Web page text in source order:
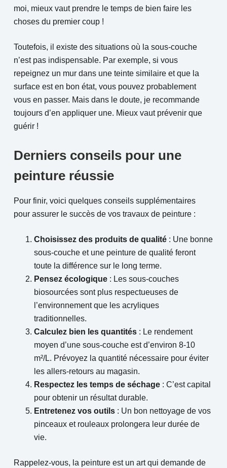
moi, mieux vaut prendre le temps de bien faire les
choses du premier coup !
Toutefois, il existe des situations où la sous-couche
n’est pas indispensable. Par exemple, si vous
repeignez un mur dans une teinte similaire et que la
surface est en bon état, vous pouvez probablement
vous en passer. Mais dans le doute, je recommande
toujours d’en appliquer une. Mieux vaut prévenir que
guérir !
Derniers conseils pour une
peinture réussie
Pour finir, voici quelques conseils supplémentaires
pour assurer le succès de vos travaux de peinture :
Choisissez des produits de qualité: Une bonne
sous-couche et une peinture de qualité feront
toute la différence sur le long terme.
Pensez écologique: Les sous-couches
biosourcées sont plus respectueuses de
l’environnement que les acryliques
traditionnelles.
Calculez bien les quantités: Le rendement
moyen d’une sous-couche est d’environ 8-10
m²/L. Prévoyez la quantité nécessaire pour éviter
les allers-retours au magasin.
Respectez les temps de séchage: C’est capital
pour obtenir un résultat durable.
Entretenez vos outils: Un bon nettoyage de vos
pinceaux et rouleaux prolongera leur durée de
vie.
Rappelez-vous, la peinture est un art qui demande de